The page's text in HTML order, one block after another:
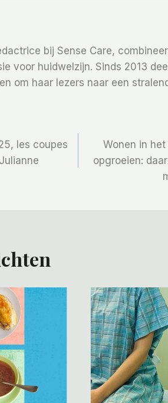
bij Sense Care,
voor huidwelzijn. Sinds 2013
om haar lezers naar een
les coupes
Wonen in
opgroeien: